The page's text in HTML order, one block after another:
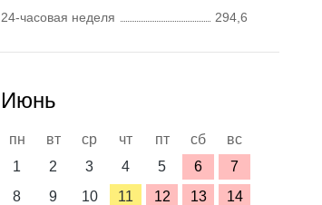
24-часовая неделя
294,6
Июнь
пн вт ср чт пт сб
вс
1
2 3 4 5 6
7
8
9 10 11 12 13
14